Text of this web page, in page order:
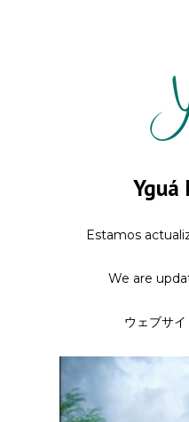
Yguá
Estamos
We are
ウェブサ